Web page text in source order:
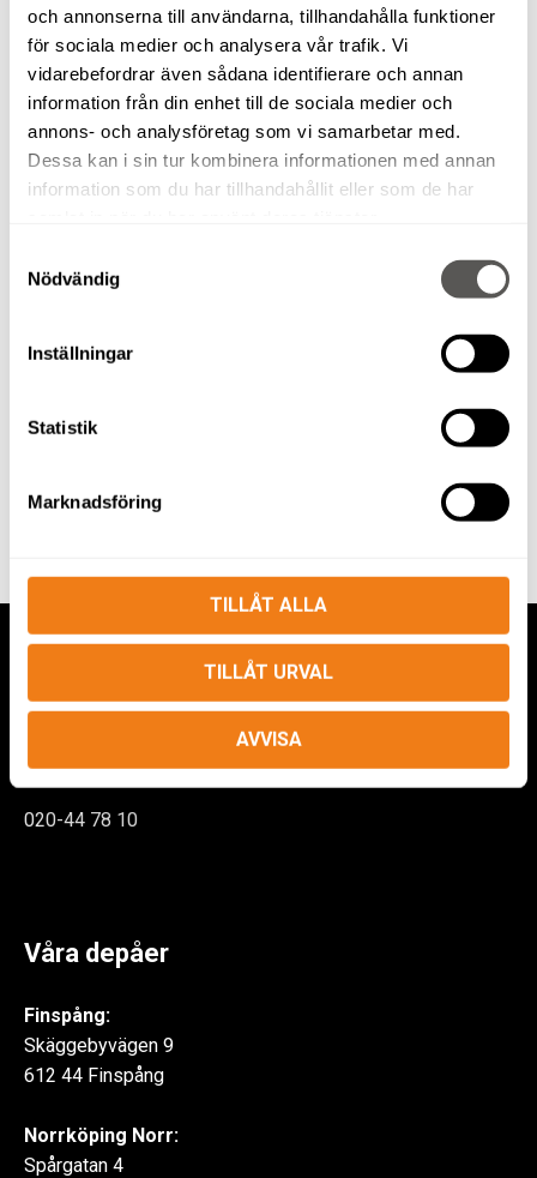
och annonserna till användarna, tillhandahålla funktioner
för sociala medier och analysera vår trafik. Vi
vidarebefordrar även sådana identifierare och annan
information från din enhet till de sociala medier och
annons- och analysföretag som vi samarbetar med.
Dessa kan i sin tur kombinera informationen med annan
information som du har tillhandahållit eller som de har
Nödvändig
Inställningar
Statistik
Marknadsföring
TILLÅT ALLA
TILLÅT URVAL
AVVISA
METALLCIRKELSÅG FLEX CSM 4060
020-44 78 10
Våra depåer
Finspång:
Skäggebyvägen 9
612 44 Finspång
Norrköping Norr:
Spårgatan 4